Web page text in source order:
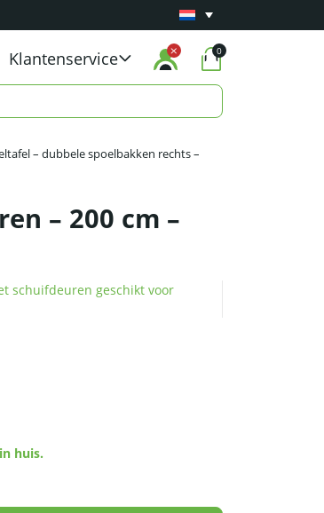
Carry-in garantie
Klantenservice 0
– dubbele spoelbakken rechts –
– 200 cm –
schuifdeuren geschikt voor
huis.